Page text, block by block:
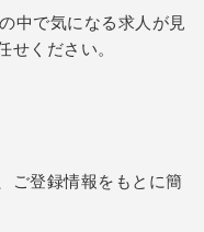
中で気になる求人が見
せください。
ご登録情報をもとに簡